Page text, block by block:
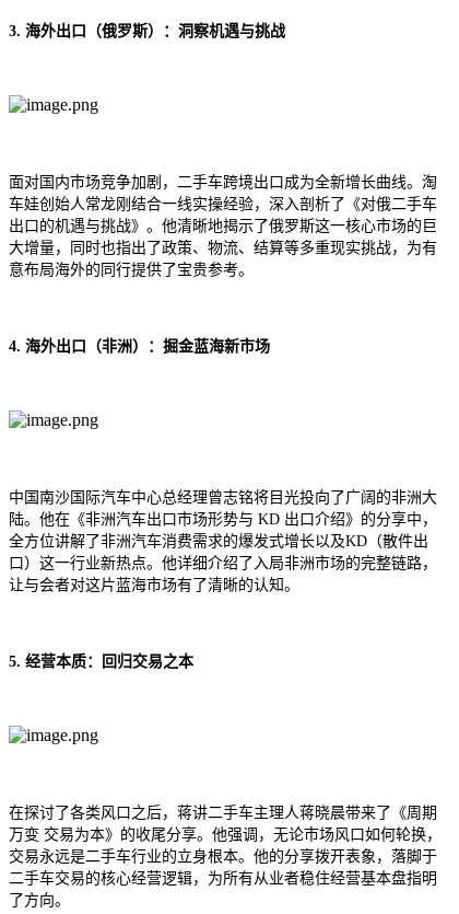
3. 海外出口（俄罗斯）：洞察机遇与挑战
面对国内市场竞争加剧，二手车跨境出口成为全新增长曲线。 淘
车娃创始人常龙刚结合一线实操经验，深入剖析了《对俄二手车
出口的机遇与挑战》。他清晰地揭示了俄罗斯这一核心市场的巨
大增量，同时也指出了政策、物流、结算等多重现实挑战，为有
意布局海外的同行提供了宝贵参考。
4. 海外出口（非洲）：掘金蓝海新市场
中国南沙国际汽车中心总经理曾志铭将目光投向了广阔的非洲大
陆。他在《非洲汽车出口市场形势与 KD 出口介绍》的分享中，
全方位讲解了非洲汽车消费需求的爆发式增长以及KD（散件出
口）这一行业新热点。他详细介绍了入局非洲市场的完整链路，
让与会者对这片蓝海市场有了清晰的认知。
5. 经营本质：回归交易之本
在探讨了各类风口之后，蒋讲二手车主理人蒋晓晨带来了《周期
万变 交易为本》的收尾分享。他强调，无论市场风口如何轮换，
交易永远是二手车行业的立身根本。他的分享拨开表象，落脚于
二手车交易的核心经营逻辑，为所有从业者稳住经营基本盘指明
了方向。